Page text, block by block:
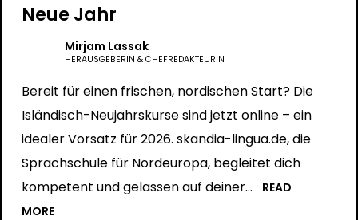
Neue Jahr
Mirjam Lassak
HERAUSGEBERIN & CHEFREDAKTEURIN
Bereit für einen frischen, nordischen Start? Die
Isländisch-Neujahrskurse sind jetzt online – ein
idealer Vorsatz für 2026. skandia-lingua.de, die
Sprachschule für Nordeuropa, begleitet dich
kompetent und gelassen auf deiner...
READ
MORE